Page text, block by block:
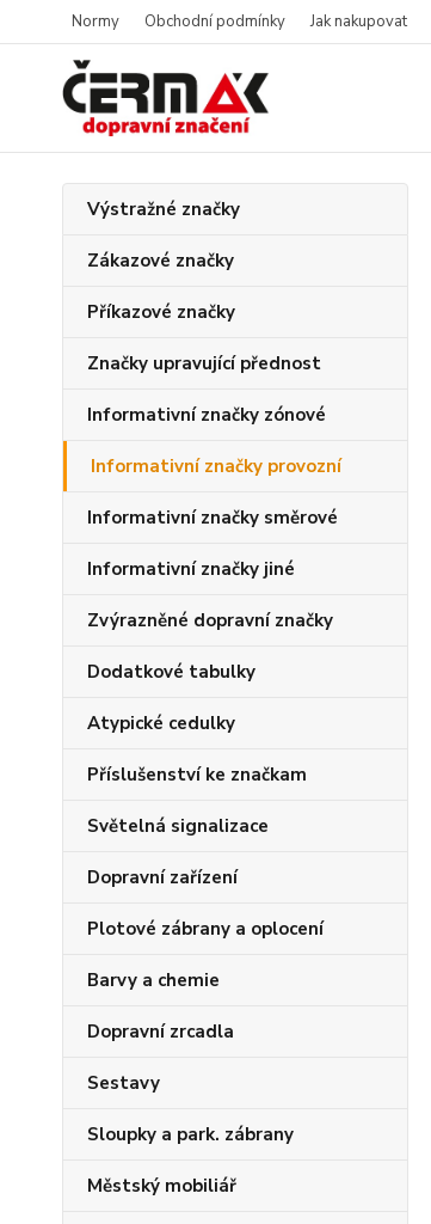
Normy Obchodní podmínky Jak nakupovat
Výstražné značky
Zákazové značky
Příkazové značky
Značky upravující přednost
Informativní značky zónové
Informativní značky provozní
Informativní značky směrové
Informativní značky jiné
Zvýrazněné dopravní značky
Dodatkové tabulky
Atypické cedulky
Příslušenství ke značkam
Světelná signalizace
Dopravní zařízení
Plotové zábrany a oplocení
Barvy a chemie
Dopravní zrcadla
Sestavy
Sloupky a park. zábrany
Městský mobiliář